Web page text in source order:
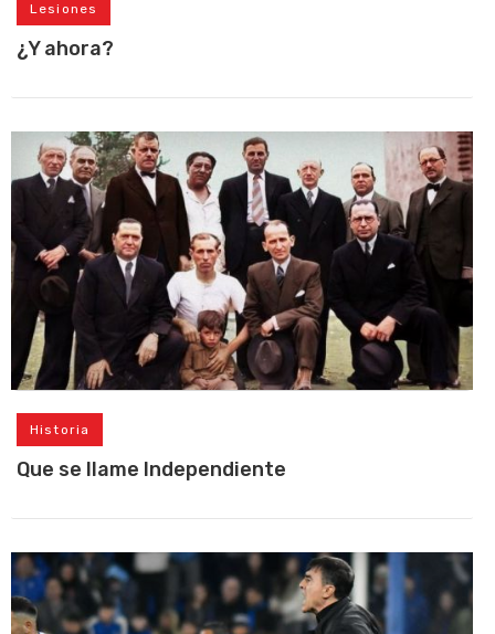
Lesiones
¿Y ahora?
Historia
Que se llame Independiente